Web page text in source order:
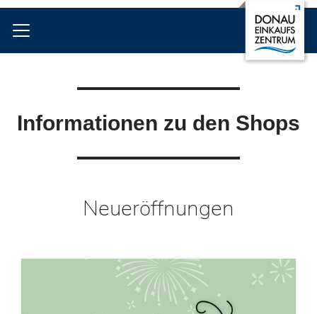
Informationen zu den Shops
Neueröffnungen